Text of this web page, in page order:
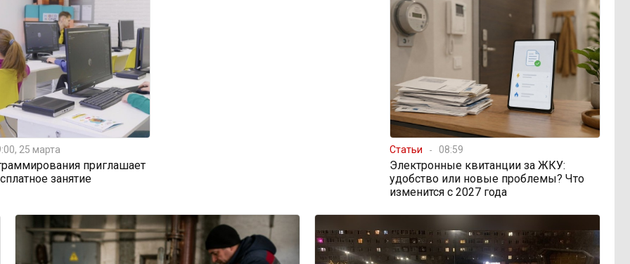
25 марта
приглашает
занятие
Статьи 08:59
Электронные квитанции за ЖКУ:
удобство или новые проблемы? Что
изменится с 2027 года